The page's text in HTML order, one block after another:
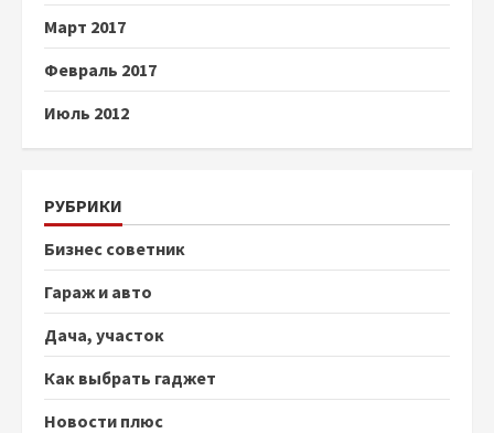
Март 2017
Февраль 2017
Июль 2012
РУБРИКИ
Бизнес советник
Гараж и авто
Дача, участок
Как выбрать гаджет
Новости плюс